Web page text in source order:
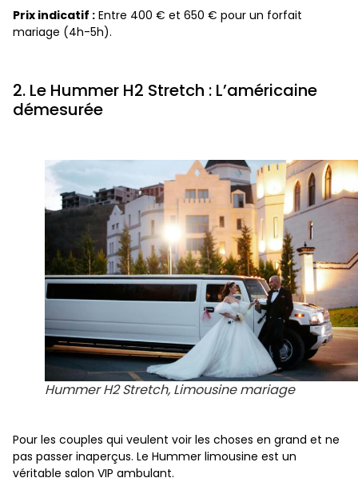
Prix indicatif : Entre 400 € et 650 € pour un forfait
mariage (4h-5h).
2. Le Hummer H2 Stretch : L’américaine
démesurée
Hummer H2 Stretch, Limousine mariage
Pour les couples qui veulent voir les choses en grand et ne
pas passer inaperçus. Le Hummer limousine est un
véritable salon VIP ambulant.